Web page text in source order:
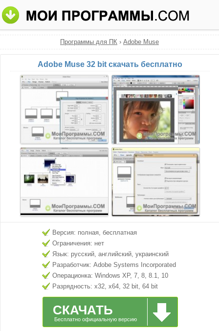
Программы для ПК › Adobe Muse
Adobe Muse 32 bit скачать бесплатно
Версия: полная, бесплатная
Ограничения: нет
Язык: русский, английский, украинский
Разработчик: Adobe Systems Incorporated
Операционка: Windows XP, 7, 8, 8.1, 10
Разрядность: x32, x64, 32 bit, 64 bit
СКАЧАТЬ
Бесплатно официальную версию